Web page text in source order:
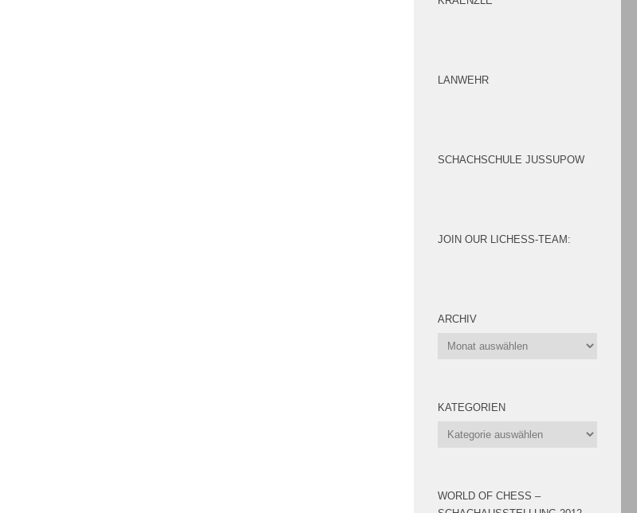
LANWEHR
SCHACHSCHULE JUSSUPOW
JOIN OUR LICHESS-TEAM:
ARCHIV
Archiv
KATEGORIEN
Kategorien
WORLD OF CHESS –